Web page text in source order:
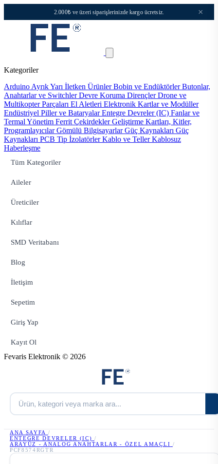
2.000₺ ve üzeri siparişlerinizde kargo ücretsiz. ×
Kategoriler
Arduino Ayrık Yarı İletken ÜrünlerBobin ve EndüktörlerButonlar,
Anahtarlar ve SwitchlerDevre Koruma DirençlerDrone ve
Multikopter Parçaları El Aletleri Elektronik Kartlar ve Modüller
Endüstriyel Piller ve BataryalarEntegre Devreler (IC) Fanlar ve
Termal Yönetim Ferrit ÇekirdeklerGeliştirme Kartları, Kitler,
ProgramlayıcılarGömülü BilgisayarlarGüç Kaynakları Güç
Kaynakları PCB Tip İzolatörlerKablo ve TellerKablosuz
Haberleşme
Tüm Kategoriler
Aileler
Üreticiler
Kılıflar
SMD Veritabanı
Blog
İletişim
Sepetim
Giriş Yap
Kayıt Ol
Fevaris Elektronik © 2026
ANA SAYFA /
ENTEGRE DEVRELER (IC) /
ARAYÜZ - ANALOG ANAHTARLAR - ÖZEL AMAÇLI /
PCF8574RGTR